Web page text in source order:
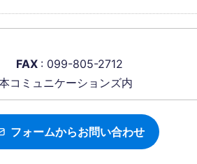
FAX : 099-805-2712
コミュニケーションズ内
フォームからお問い合わせ